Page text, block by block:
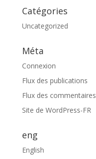
Catégories
Uncategorized
Méta
Connexion
Flux des publications
Flux des commentaires
Site de WordPress-FR
eng
English